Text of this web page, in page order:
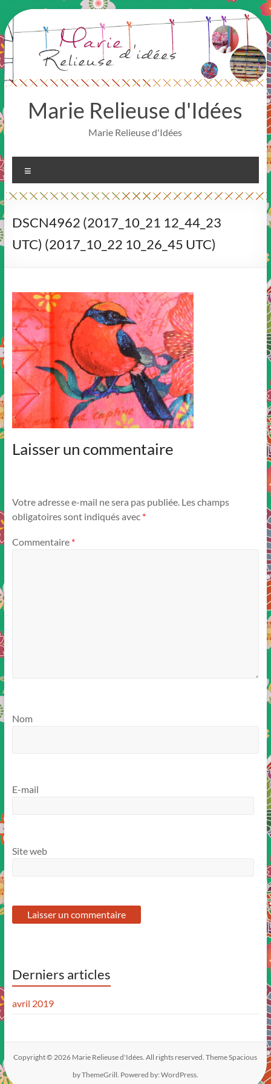
Aller
au
contenu
Marie Relieuse d'Idées
Marie Relieuse d'Idées
DSCN4962 (2017_10_21 12_44_23
UTC) (2017_10_22 10_26_45 UTC)
Laisser un commentaire
Votre adresse e-mail ne sera pas publiée. Les champs
obligatoires sont indiqués avec *
Commentaire *
Nom
E-mail
Site web
Derniers articles
avril 2019
Copyright © 2026 Marie Relieuse d'Idées. All rights reserved. ThemeSpacious
by ThemeGrill. Powered by: WordPress.